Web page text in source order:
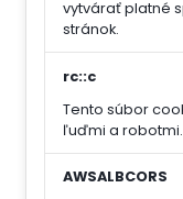
vytvárať platné
stránok.
rc::c
Tento súbor
ľuďmi a robotmi.
AWSALBCORS